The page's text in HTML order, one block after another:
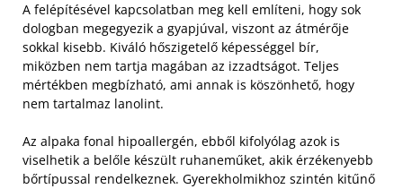
A felépítésével kapcsolatban meg kell említeni, hogy sok
dologban megegyezik a gyapjúval, viszont az átmérője
sokkal kisebb. Kiváló hőszigetelő képességgel bír,
miközben nem tartja magában az izzadtságot. Teljes
mértékben megbízható, ami annak is köszönhető, hogy
nem tartalmaz lanolint.
Az alpaka fonal hipoallergén, ebből kifolyólag azok is
viselhetik a belőle készült ruhaneműket, akik érzékenyebb
bőrtípussal rendelkeznek. Gyerekholmikhoz szintén kitűnő